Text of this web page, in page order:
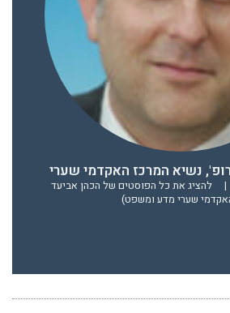
נשיא המרכז האקדמי שערי
|
להציג את כל הפוסטים של הכהן אביעד
שערי מדע ומשפט)